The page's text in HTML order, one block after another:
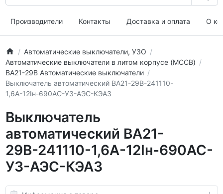
Производители Контакты Доставка и оплата О
Автоматические выключатели, УЗО
Автоматические выключатели в литом корпусе (MCCB)
ВА21-29В Автоматические выключатели
Выключатель автоматический ВА21-29В-241110-
1,6А-12Iн-690AC-У3-АЭС-КЭАЗ
Выключатель
автоматический ВА21-
29В-241110-1,6А-12Iн-690AC-
У3-АЭС-КЭАЗ